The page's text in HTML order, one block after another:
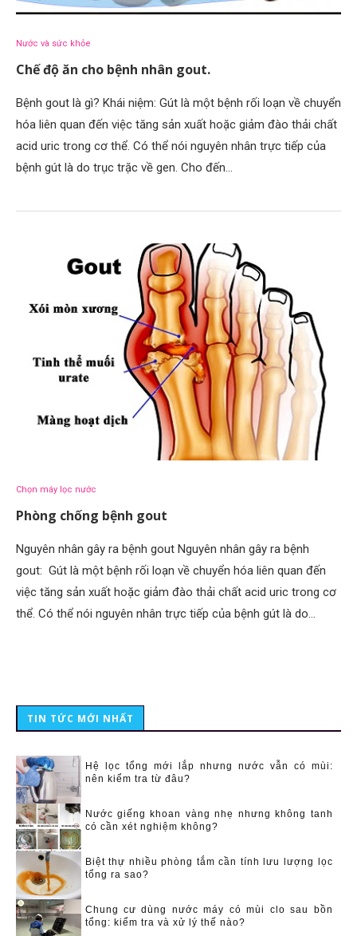
Nước và sức khỏe
Chế độ ăn cho bệnh nhân gout.
Bệnh gout là gì? Khái niệm: Gút là một bệnh rối loạn về chuyển
hóa liên quan đến việc tăng sản xuất hoặc giảm đào thải chất
acid uric trong cơ thể. Có thể nói nguyên nhân trực tiếp của
bệnh gút là do trục trặc về gen. Cho đến…
Chọn máy lọc nước
Phòng chống bệnh gout
Nguyên nhân gây ra bệnh gout Nguyên nhân gây ra bệnh
gout: Gút là một bệnh rối loạn về chuyển hóa liên quan đến
việc tăng sản xuất hoặc giảm đào thải chất acid uric trong cơ
thể. Có thể nói nguyên nhân trực tiếp của bệnh gút là do…
TIN TỨC MỚI NHẤT
Hệ lọc tổng mới lắp nhưng nước vẫn có mùi:
nên kiểm tra từ đâu?
Nước giếng khoan vàng nhẹ nhưng không tanh
có cần xét nghiệm không?
Biệt thự nhiều phòng tắm cần tính lưu lượng lọc
tổng ra sao?
Chung cư dùng nước máy có mùi clo sau bồn
tổng: kiểm tra và xử lý thế nào?